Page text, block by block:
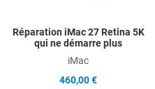
Réparation iMac 27 Retina 5K
qui ne démarre plus
iMac
460,00 €